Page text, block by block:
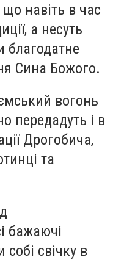
навіть в час
а несуть
благодатне
Сина Божого.
вогонь
передадуть і в
Дрогобича,
та
бажаючі
свічку в